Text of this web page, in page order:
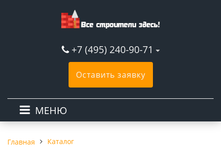
+7 (495) 240-90-71
Оставить заявку
МЕНЮ
Главная
Каталог